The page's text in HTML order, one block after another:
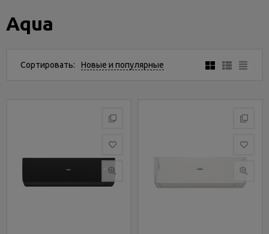
сервис
Aqua
Сортировать: Новые и популярные